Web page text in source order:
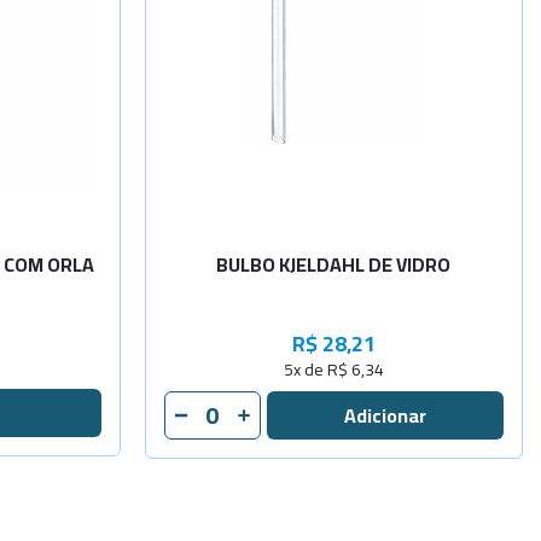
ORLA BULBO KJELDAHL DE VIDRO
R$ 28,21
5x de R$ 6,34